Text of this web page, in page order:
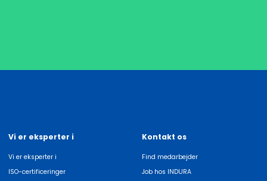
Vi er eksperter i
Vi er eksperter i
ISO-certificeringer
Kontakt os
Find medarbejder
Job hos INDURA